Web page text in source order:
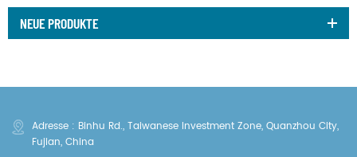
NEUE PRODUKTE
Adresse : Binhu Rd., Taiwanese Investment Zone, Quanzhou City,
Fujian, China